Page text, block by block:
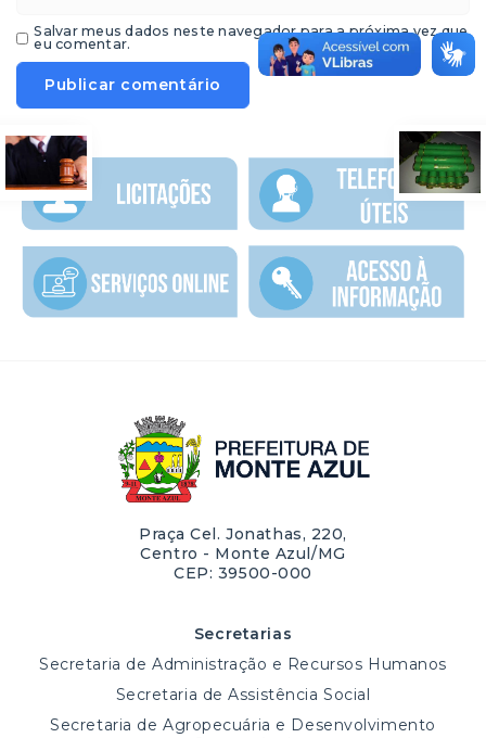
Salvar meus dados neste navegador para a próxima vez que
eu comentar.
Praça Cel. Jonathas, 220,
Centro - Monte Azul/MG
CEP: 39500-000
Secretarias
Secretaria de Administração e Recursos Humanos
Secretaria de Assistência Social
Secretaria de Agropecuária e Desenvolvimento